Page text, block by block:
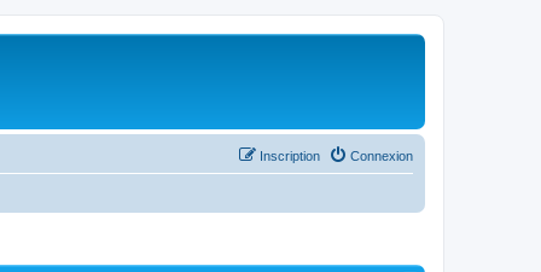
Connexion
Inscription